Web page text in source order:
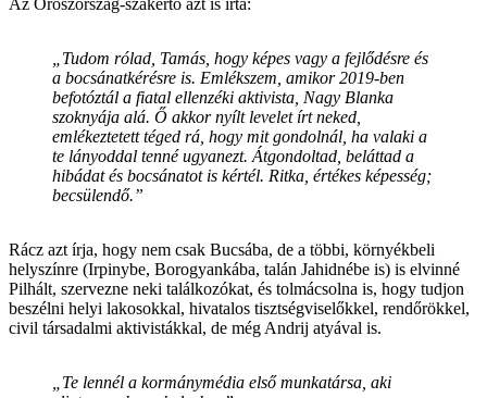
„Tudom rólad, Tamás, hogy képes vagy a fejlődésre és
a bocsánatkérésre is. Emlékszem, amikor 2019-ben
befotóztál a fiatal ellenzéki aktivista, Nagy Blanka
szoknyája alá. Ő akkor nyílt levelet írt neked,
emlékeztetett téged rá, hogy mit gondolnál, ha valaki a
te lányoddal tenné ugyanezt. Átgondoltad, beláttad a
hibádat és bocsánatot is kértél. Ritka, értékes képesség;
becsülendő.”
Rácz azt írja, hogy nem csak Bucsába, de a többi, környékbeli
helyszínre (Irpinybe, Borogyankába, talán Jahidnébe is) is elvinné
Pilhált, szervezne neki találkozókat, és tolmácsolna is, hogy tudjon
beszélni helyi lakosokkal, hivatalos tisztségviselőkkel, rendőrökkel,
civil társadalmi aktivistákkal, de még Andrij atyával is.
„Te lennél a kormánymédia első munkatársa, aki